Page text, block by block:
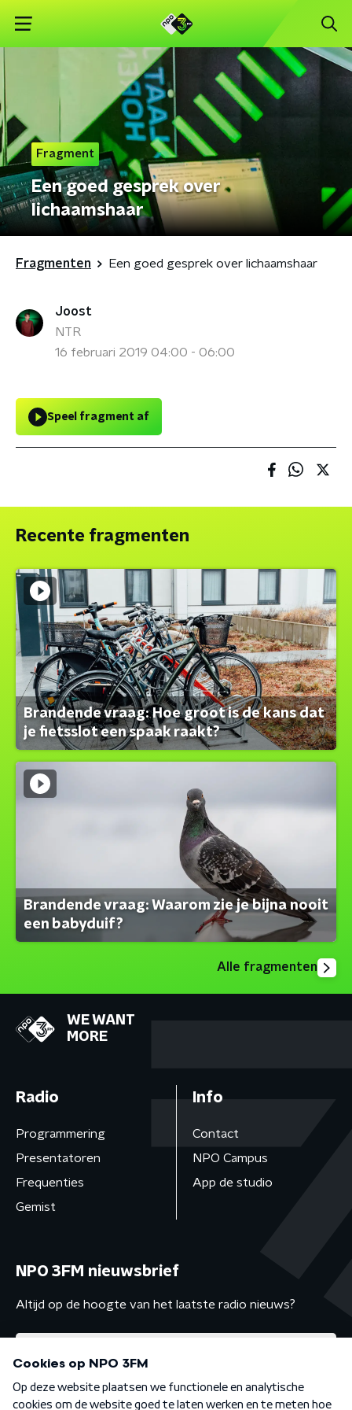
Fragment
Een goed gesprek over
lichaamshaar
Fragmenten Een goed gesprek over lichaamshaar
Joost
NTR
16 februari 2019 04:00 - 06:00
Speel fragment af
Recente fragmenten
Brandende vraag: Hoe groot is de kans dat
je fietsslot een spaak raakt?
Brandende vraag: Waarom zie je bijna nooit
een babyduif?
Alle fragmenten
WE WANT
MORE
Radio
Programmering
Presentatoren
Frequenties
Gemist
Info
Contact
NPO Campus
App de studio
NPO 3FM nieuwsbrief
Altijd op de hoogte van het laatste radio nieuws?